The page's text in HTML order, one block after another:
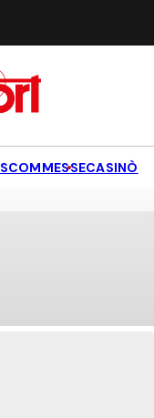
SCOMMESSECASINÒ